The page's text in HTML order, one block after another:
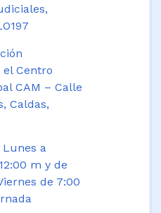
Centro
CAM – Calle
Caldas,
Lunes a
m y de
de 7:00